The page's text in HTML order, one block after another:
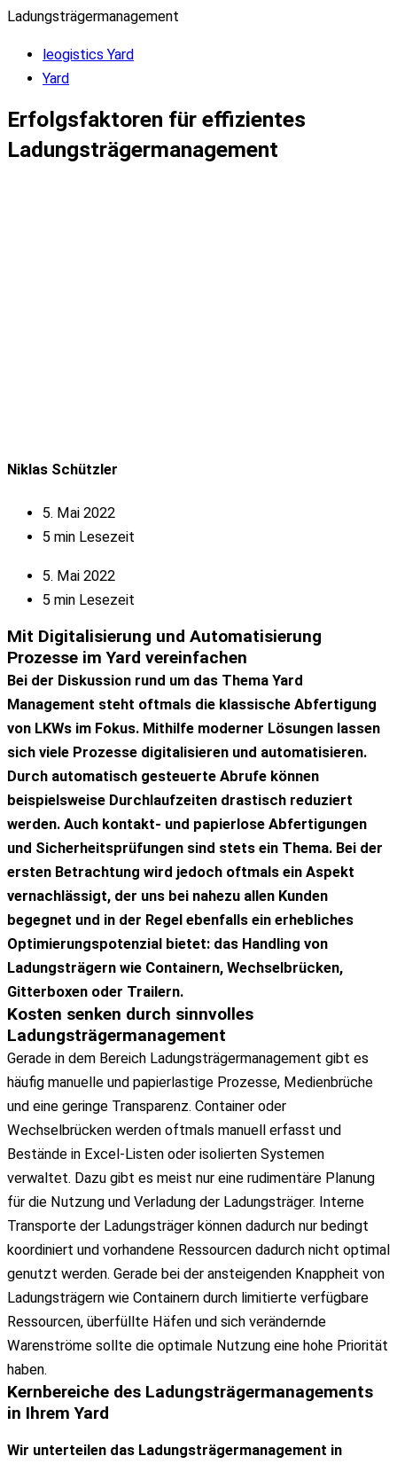
Ladungsträgermanagement
leogistics Yard
Yard
Erfolgsfaktoren für effizientes
Ladungsträgermanagement
Niklas Schützler
5. Mai 2022
5 min Lesezeit
5. Mai 2022
5 min Lesezeit
Mit Digitalisierung und Automatisierung
Prozesse im Yard vereinfachen
Bei der Diskussion rund um das Thema Yard
Management steht oftmals die klassische Abfertigung
von LKWs im Fokus. Mithilfe moderner Lösungen lassen
sich viele Prozesse digitalisieren und automatisieren.
Durch automatisch gesteuerte Abrufe können
beispielsweise Durchlaufzeiten drastisch reduziert
werden. Auch kontakt- und papierlose Abfertigungen
und Sicherheitsprüfungen sind stets ein Thema. Bei der
ersten Betrachtung wird jedoch oftmals ein Aspekt
vernachlässigt, der uns bei nahezu allen Kunden
begegnet und in der Regel ebenfalls ein erhebliches
Optimierungspotenzial bietet: das Handling von
Ladungsträgern wie Containern, Wechselbrücken,
Gitterboxen oder Trailern.
Kosten senken durch sinnvolles
Ladungsträgermanagement
Gerade in dem Bereich Ladungsträgermanagement gibt es
häufig manuelle und papierlastige Prozesse, Medienbrüche
und eine geringe Transparenz. Container oder
Wechselbrücken werden oftmals manuell erfasst und
Bestände in Excel-Listen oder isolierten Systemen
verwaltet. Dazu gibt es meist nur eine rudimentäre Planung
für die Nutzung und Verladung der Ladungsträger. Interne
Transporte der Ladungsträger können dadurch nur bedingt
koordiniert und vorhandene Ressourcen dadurch nicht optimal
genutzt werden. Gerade bei der ansteigenden Knappheit von
Ladungsträgern wie Containern durch limitierte verfügbare
Ressourcen, überfüllte Häfen und sich verändernde
Warenströme sollte die optimale Nutzung eine hohe Priorität
haben.
Kernbereiche des Ladungsträgermanagements
in IhremYard
Wir unterteilen das Ladungsträgermanagement in